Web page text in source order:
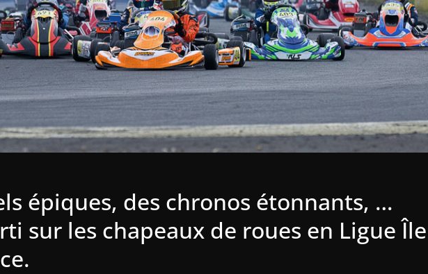
épiques, des chronos étonnants, …
sur les chapeaux de roues en Ligue Île